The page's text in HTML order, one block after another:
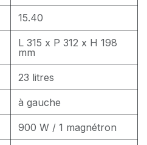
15.40
L 315 x P 312 x H 198
mm
23 litres
à gauche
900 W / 1 magnétron